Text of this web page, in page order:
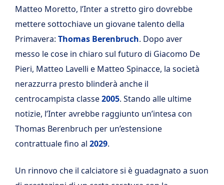
Matteo Moretto, l’Inter a stretto giro dovrebbe
mettere sottochiave un giovane talento della
Primavera: Thomas Berenbruch. Dopo aver
messo le cose in chiaro sul futuro di Giacomo De
Pieri, Matteo Lavelli e Matteo Spinacce, la società
nerazzurra presto blinderà anche il
centrocampista classe2005. Stando alle ultime
notizie, l’Inter avrebbe raggiunto un’intesa con
Thomas Berenbruch per un’estensione
contrattuale fino al 2029.
Un rinnovo che il calciatore si è guadagnato a suon